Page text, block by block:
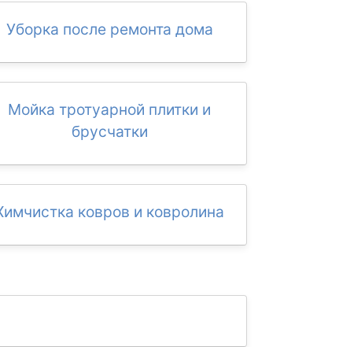
Уборка после ремонта дома
Мойка тротуарной плитки и
брусчатки
ковров и ковролина